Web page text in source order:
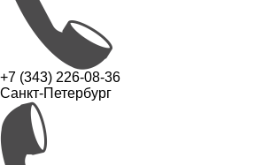
+7 (343) 226-08-36
Санкт-Петербург